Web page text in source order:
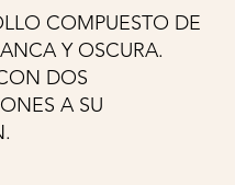
COMPUESTO DE
Y OSCURA.
DOS
A SU